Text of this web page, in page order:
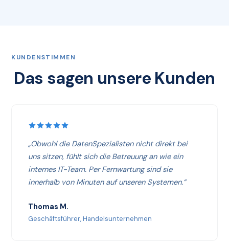
KUNDENSTIMMEN
Das sagen unsere Kunden
„Obwohl die DatenSpezialisten nicht direkt bei
uns sitzen, fühlt sich die Betreuung an wie ein
internes IT-Team. Per Fernwartung sind sie
innerhalb von Minuten auf unseren Systemen.“
Thomas M.
Geschäftsführer, Handelsunternehmen